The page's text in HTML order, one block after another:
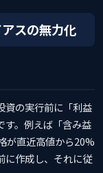
スの無力化
資の実行前に「利益
す。例えば「含み益
が直近高値から20%
に作成し、それに従